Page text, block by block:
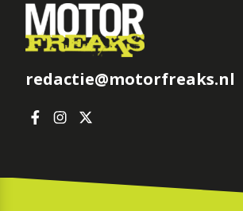
redactie@motorfreaks.nl